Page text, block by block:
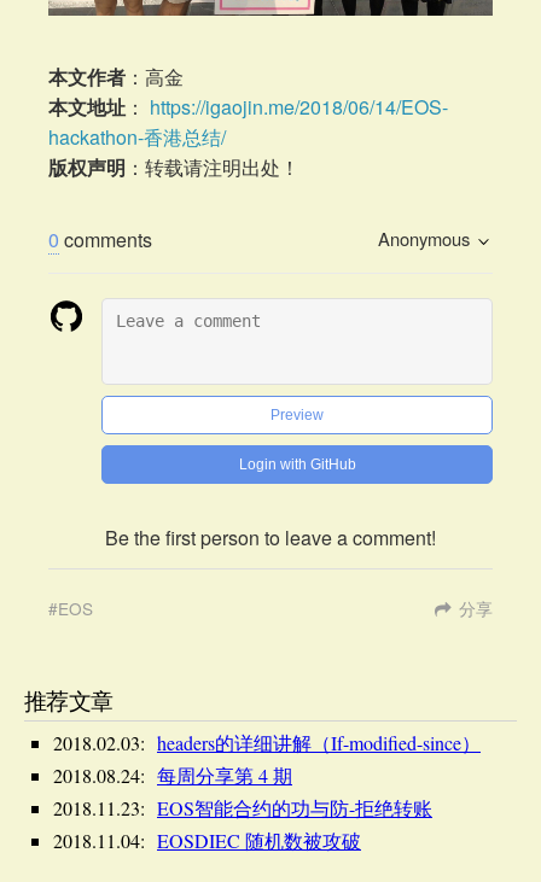
本文作者 ：高金
本文地址 ： https://igaojin.me/2018/06/14/EOS-
hackathon-香港总结/
版权声明 ：转载请注明出处！
0 comments Anonymous
Preview
Login with GitHub
Be the first person to leave a comment!
分享
EOS
推荐文章
2018.02.03: headers的详细讲解（If-modified-since）
2018.08.24: 每周分享第 4 期
2018.11.23: EOS智能合约的功与防-拒绝转账
2018.11.04: EOSDIEC 随机数被攻破